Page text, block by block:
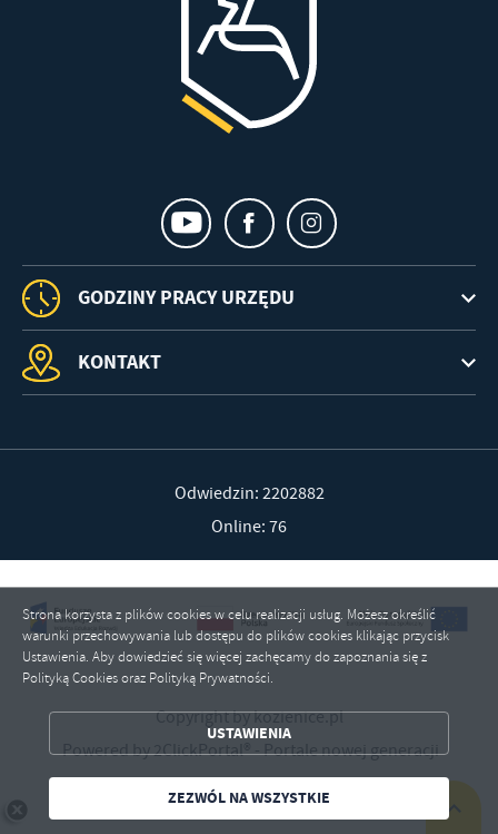
GODZINY PRACY URZĘDU
KONTAKT
Odwiedzin: 2202882
Online: 76
Copyright by kozienice.pl
Powered by2ClickPortal®- Portale nowej generacji
Strona korzysta z plików cookies w celu realizacji usług. Możesz określić
warunki przechowywania lub dostępu do plików cookies klikając przycisk
Ustawienia. Aby dowiedzieć się więcej zachęcamy do zapoznania się z
Polityką Cookies oraz Polityką Prywatności.
USTAWIENIA
ZEZWÓL NA WSZYSTKIE
ZAPISZ WYBRANE
ZEZWÓL NA WSZYSTKIE